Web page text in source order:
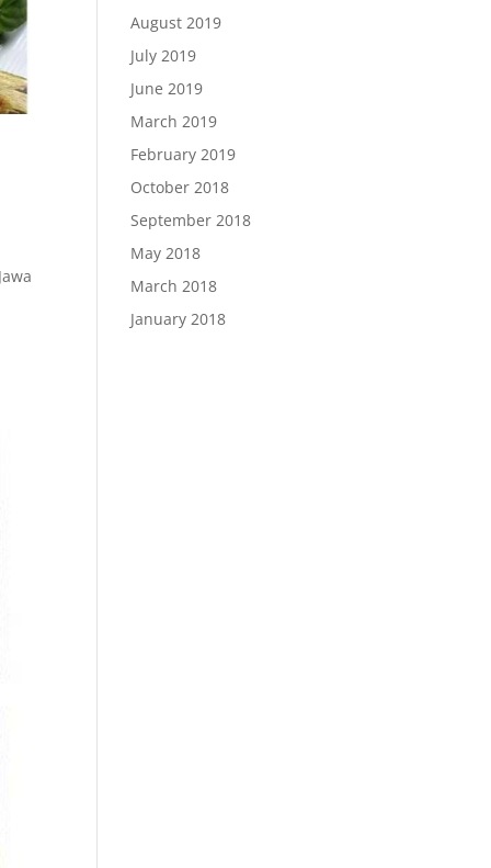
August 2019
July 2019
June 2019
March 2019
February 2019
October 2018
September 2018
May 2018
March 2018
January 2018